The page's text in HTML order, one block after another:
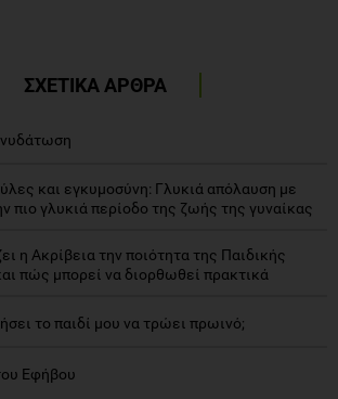
ΣΧΕΤΙΚΑ ΑΡΘΡΑ
και εγκυμοσύνη: Γλυκιά απόλαυση με
πιο γλυκιά περίοδο της ζωής της γυναίκας
η Ακρίβεια την ποιότητα της Παιδικής
πώς μπορεί να διορθωθεί πρακτικά
το παιδί μου να τρώει πρωινό;
Εφήβου